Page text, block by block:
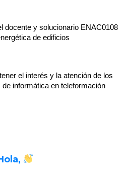
docente y solucionario ENAC0108
de edificios
el interés y la atención de los
de informática en teleformación